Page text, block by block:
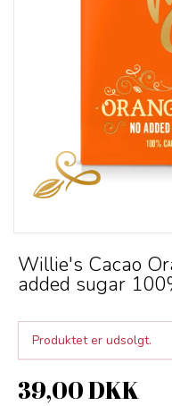
Willie's Cacao
added sugar
Produktet er udsolgt.
39,00 DKK